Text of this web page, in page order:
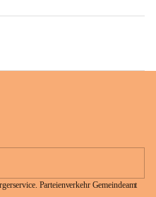
Parteienverkehr Gemeindeamt